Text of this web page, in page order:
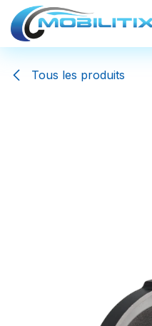
Se rendre au contenu
Tous les produits